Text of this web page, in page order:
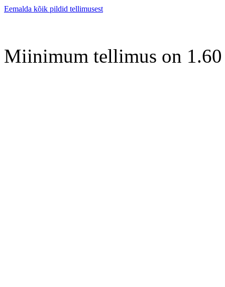
Eemalda kõik pildid tellimusest
Miinimum tellimus on